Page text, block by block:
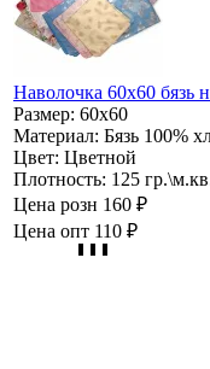
Наволочка 60х60 бязь
Размер: 60х60
Материал: Бязь 100%
Цвет: Цветной
Плотность: 125
Цена розн 160 ₽
Цена опт 110 ₽